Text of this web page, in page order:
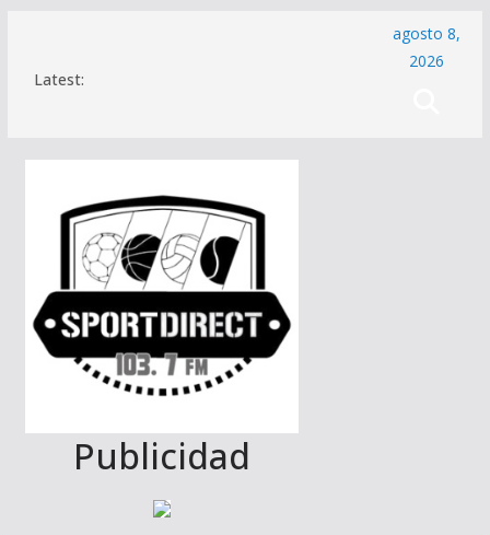
contenido
Latest:
agosto 8,
2026
Publicidad